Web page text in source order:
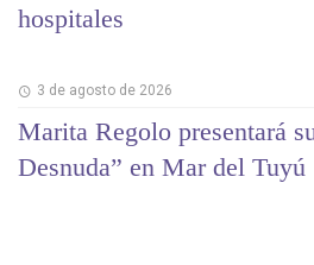
hospitales
3 de agosto de 2026
Marita Regolo presentará
Desnuda” en Mar del Tuyú